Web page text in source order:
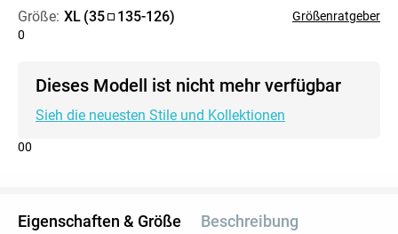
Größe: XL (35 135-126)
Größenratgeber
0
Dieses Modell ist nicht mehr verfügbar
Sieh die neuesten Stile und Kollektionen
00
Eigenschaften & Größe Beschreibung